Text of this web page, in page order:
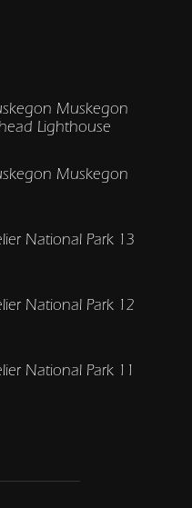
Muskegon
Lighthouse
Muskegon
National Park 13
National Park 12
National Park 11